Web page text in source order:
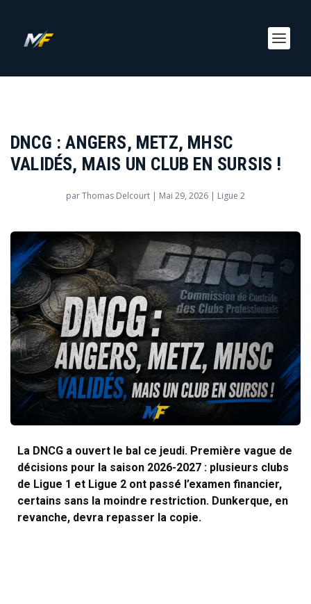
DNCG : ANGERS, METZ, MHSC
VALIDÉS, MAIS UN CLUB EN SURSIS !
parThomas Delcourt | Mai 29, 2026 | Ligue 2
La DNCG a ouvert le bal ce jeudi. Première vague de
décisions pour la saison 2026-2027 : plusieurs clubs
de Ligue 1 et Ligue 2 ont passé l’examen financier,
certains sans la moindre restriction. Dunkerque, en
revanche, devra repasser la copie.